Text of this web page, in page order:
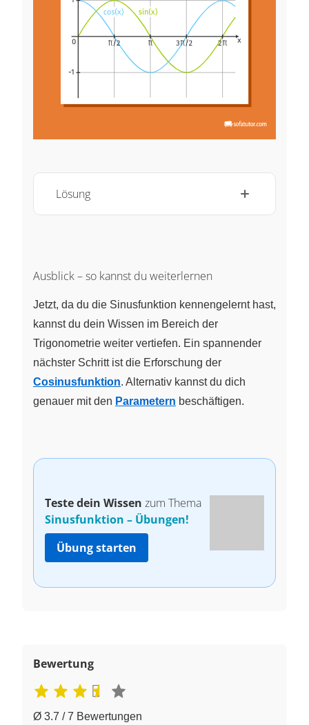
Lösung
Ausblick – so kannst du weiterlernen
Jetzt, da du die Sinusfunktion kennengelernt hast,
kannst du dein Wissen im Bereich der
Trigonometrie weiter vertiefen. Ein spannender
nächster Schritt ist die Erforschung der
Cosinusfunktion. Alternativ kannst du dich
genauer mit den Parametern beschäftigen.
Teste dein Wissen zum Thema
Sinusfunktion – Übungen!
Übung starten
Bewertung
Ø 3.7 / 7 Bewertungen